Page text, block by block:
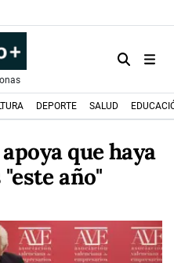
DEPORTE SALUD
que haya
año"